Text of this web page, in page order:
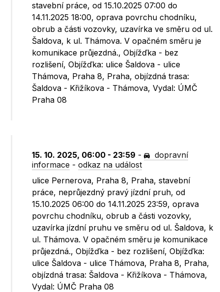
stavební práce, od 15.10.2025 07:00 do
14.11.2025 18:00, oprava povrchu chodníku,
obrub a části vozovky, uzavírka ve směru od ul.
Šaldova, k ul. Thámova. V opačném směru je
komunikace průjezdná., Objížďka - bez
rozlišení, Objížďka: ulice Šaldova - ulice
Thámova, Praha 8, Praha, objízdná trasa:
Šaldova - Křižíkova - Thámova, Vydal: ÚMČ
Praha 08
15. 10. 2025, 06:00 - 23:59 -
dopravní
informace -odkaz na událost
ulice Pernerova, Praha 8, Praha, stavební
práce, neprůjezdný pravý jízdní pruh, od
15.10.2025 06:00 do 14.11.2025 23:59, oprava
povrchu chodníku, obrub a části vozovky,
uzavírka jízdní pruhu ve směru od ul. Šaldova, k
ul. Thámova. V opačném směru je komunikace
průjezdná., Objížďka - bez rozlišení, Objížďka:
ulice Šaldova - ulice Thámova, Praha 8, Praha,
objízdná trasa: Šaldova - Křižíkova - Thámova,
Vydal: ÚMČ Praha 08